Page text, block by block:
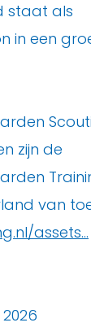
staat als
in een
zijn de
van
assets...